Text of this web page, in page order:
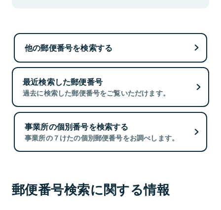
他の郵便番号を検索する
最近検索した郵便番号
過去に検索した郵便番号をご覧いただけます。
事業所の個別番号を検索する
事業所の７けたの個別郵便番号をお調べします。
郵便番号検索に関する情報